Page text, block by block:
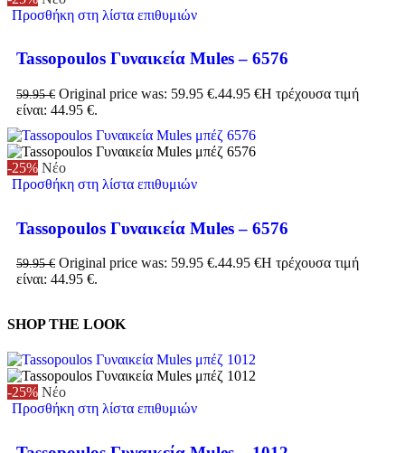
Προσθήκη στη λίστα επιθυμιών
Tassopoulos Γυναικεία Mules – 6576
59.95€ Original price was: 59.95 €.44.95 €Η τρέχουσα τιμή
είναι: 44.95 €.
-25% Νέο
Προσθήκη στη λίστα επιθυμιών
Tassopoulos Γυναικεία Mules – 6576
59.95€ Original price was: 59.95 €.44.95 €Η τρέχουσα τιμή
είναι: 44.95 €.
SHOP THE LOOK
-25% Νέο
Προσθήκη στη λίστα επιθυμιών